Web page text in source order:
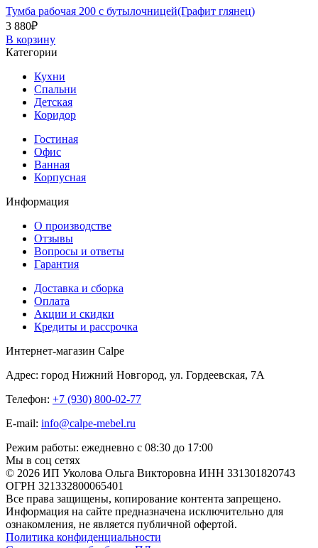
Тумба рабочая 200 с бутылочницей(Графит глянец)
3 880₽
В корзину
Категории
Кухни
Спальни
Детская
Коридор
Гостиная
Офис
Ванная
Корпусная
Информация
О производстве
Отзывы
Вопросы и ответы
Гарантия
Доставка и сборка
Оплата
Акции и скидки
Кредиты и рассрочка
Интернет-магазин Calpe
Адрес: город Нижний Новгород, ул. Гордеевская, 7А
Телефон: +7 (930) 800-02-77
E-mail: info@calpe-mebel.ru
Режим работы: ежедневно с 08:30 до 17:00
Мы в соц сетях
© 2026 ИП Уколова Ольга Викторовна ИНН 331301820743
ОГРН 321332800065401
Все права защищены, копирование контента запрещено.
Информация на сайте предназначена исключительно для
ознакомления, не является публичной офертой.
Политика конфиденциальности